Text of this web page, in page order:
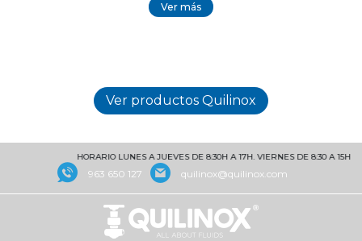
Ver más
HORARIO LUNES A JUEVES DE 8:30H A 17H. VIERNES DE 8:30 A 15H
963 650 127 quilinox@quilinox.com